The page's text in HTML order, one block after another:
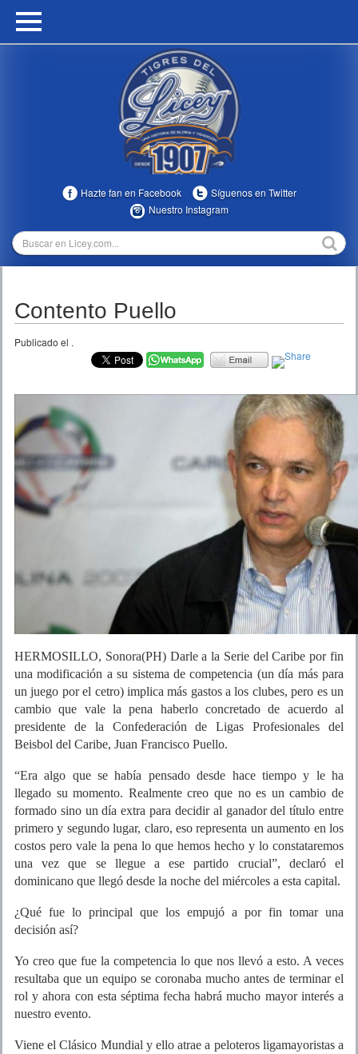
HOME
MULTIMEDIA
TEMPORADAS
Hazte fan en Facebook
Síguenos en Twitter
Nuestro Instagram
Contento Puello
Publicado el .
HERMOSILLO, Sonora(PH) Darle a la Serie del Caribe por fin
una modificación a su sistema de competencia (un día más para
un juego por el cetro) implica más gastos a los clubes, pero es un
cambio que vale la pena haberlo concretado de acuerdo al
presidente de la Confederación de Ligas Profesionales del
Beisbol del Caribe, Juan Francisco Puello.
“Era algo que se había pensado desde hace tiempo y le ha
llegado su momento. Realmente creo que no es un cambio de
formado sino un día extra para decidir al ganador del título entre
primero y segundo lugar, claro, eso representa un aumento en los
costos pero vale la pena lo que hemos hecho y lo constataremos
una vez que se llegue a ese partido crucial”, declaró el
dominicano que llegó desde la noche del miércoles a esta capital.
¿Qué fue lo principal que los empujó a por fin tomar una
decisión así?
Yo creo que fue la competencia lo que nos llevó a esto. A veces
resultaba que un equipo se coronaba mucho antes de terminar el
rol y ahora con esta séptima fecha habrá mucho mayor interés a
nuestro evento.
Viene el Clásico Mundial y ello atrae a peloteros ligamayoristas a